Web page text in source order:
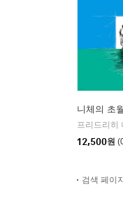
니체의 초
12,500원
검색 페이